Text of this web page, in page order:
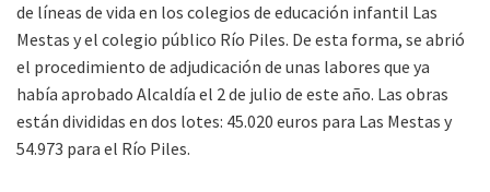
de líneas de vida en los colegios de educación infantil Las
Mestas y el colegio público Río Piles. De esta forma, se abrió
el procedimiento de adjudicación de unas labores que ya
había aprobado Alcaldía el 2 de julio de este año. Las obras
están divididas en dos lotes: 45.020 euros para Las Mestas y
54.973 para el Río Piles.